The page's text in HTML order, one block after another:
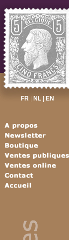
FR| NL| EN